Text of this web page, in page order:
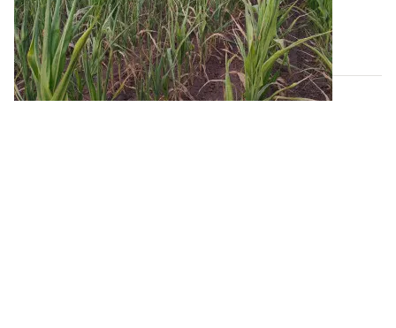
caniculaires et de sécheresse répétés, qui...
23 JUILL. 2026